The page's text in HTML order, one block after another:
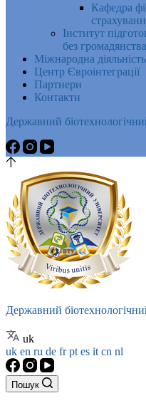
Кафедра
Інститут
без громадянства
Міжнародна діяльність
Центр Євроінтеграції
Партнери
Контакти
Державний
Державний
uk
uk en ru de frpt es it cn nl
Пошук